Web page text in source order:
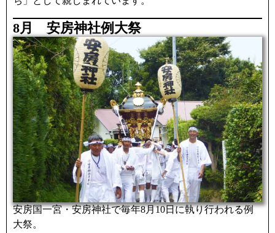
8月 安房神社例大祭
安房国一宮・安房神社で毎年8月10日に執り行われる例
大祭。